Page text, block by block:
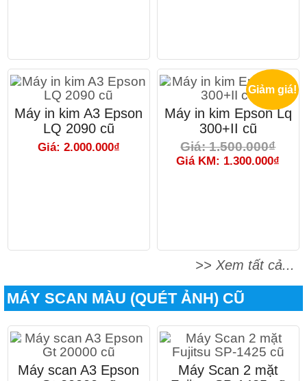
Máy in kim A3 Epson
LQ 2090 cũ
Giá: 2.000.000₫
Giảm giá!
Máy in kim Epson Lq
300+II cũ
Giá: 1.500.000₫
Giá KM: 1.300.000₫
>> Xem tất cả...
MÁY SCAN MÀU (QUÉT ẢNH) CŨ
Máy scan A3 Epson
Máy Scan 2 mặt